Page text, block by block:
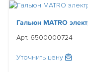
Гальюн MATRO
Арт. 6500000724
Уточнить цену